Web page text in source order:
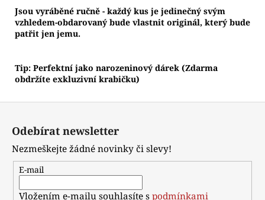
Jsou vyráběné ručně - každý kus je jedinečný svým
vzhledem-obdarovaný bude vlastnit originál, který bude
patřit jen jemu.
Tip: Perfektní jako narozeninový dárek (Zdarma
obdržíte exkluzivní krabičku)
Z
Odebírat newsletter
Nezmeškejte žádné novinky či slevy!
E-mail
Vložením e-mailu souhlasíte spodmínkami